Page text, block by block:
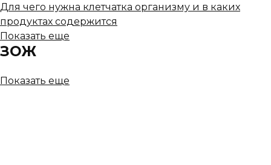
Для чего нужна клетчатка организму и в каких
продуктах содержится
Показать еще
ЗОЖ
Показать еще